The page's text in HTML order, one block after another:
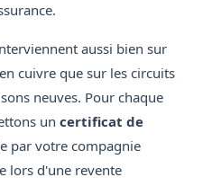
aussi bien sur
cuivre que sur les circuits
neuves. Pour chaque
un certificat de
par votre compagnie
lors d'une revente